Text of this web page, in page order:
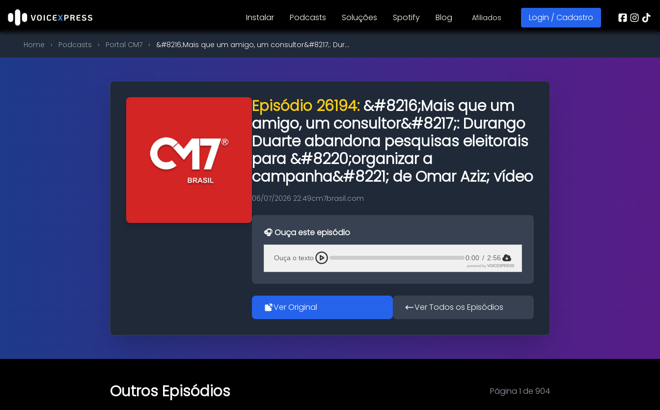
Instalar Podcasts Soluções Spotify Blog Afiliados Login / Cadastro
Home › Podcasts › Portal CM7 › &#8216;Mais que um amigo, um consultor&#8217;: Dur...
Episódio 26194:&#8216;Mais que um
amigo, um consultor&#8217;: Durango
Duarte abandona pesquisas eleitorais
para &#8220;organizar a
campanha&#8221; de Omar Aziz; vídeo
06/07/2026 22:49cm7brasil.com
🎧 Ouça este episódio
Ouça o texto 0:00 / 2:56
powered by VOICEXPRESS
Ver Original Ver Todos os Episódios
Outros Episódios Página 1 de 904